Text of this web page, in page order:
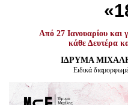
Αναζήτηση
Προσωπικά
«
Από 27 Ιανουαρίου και
κάθε Δευτέρα
ΙΔΡΥΜΑ
Ειδικά